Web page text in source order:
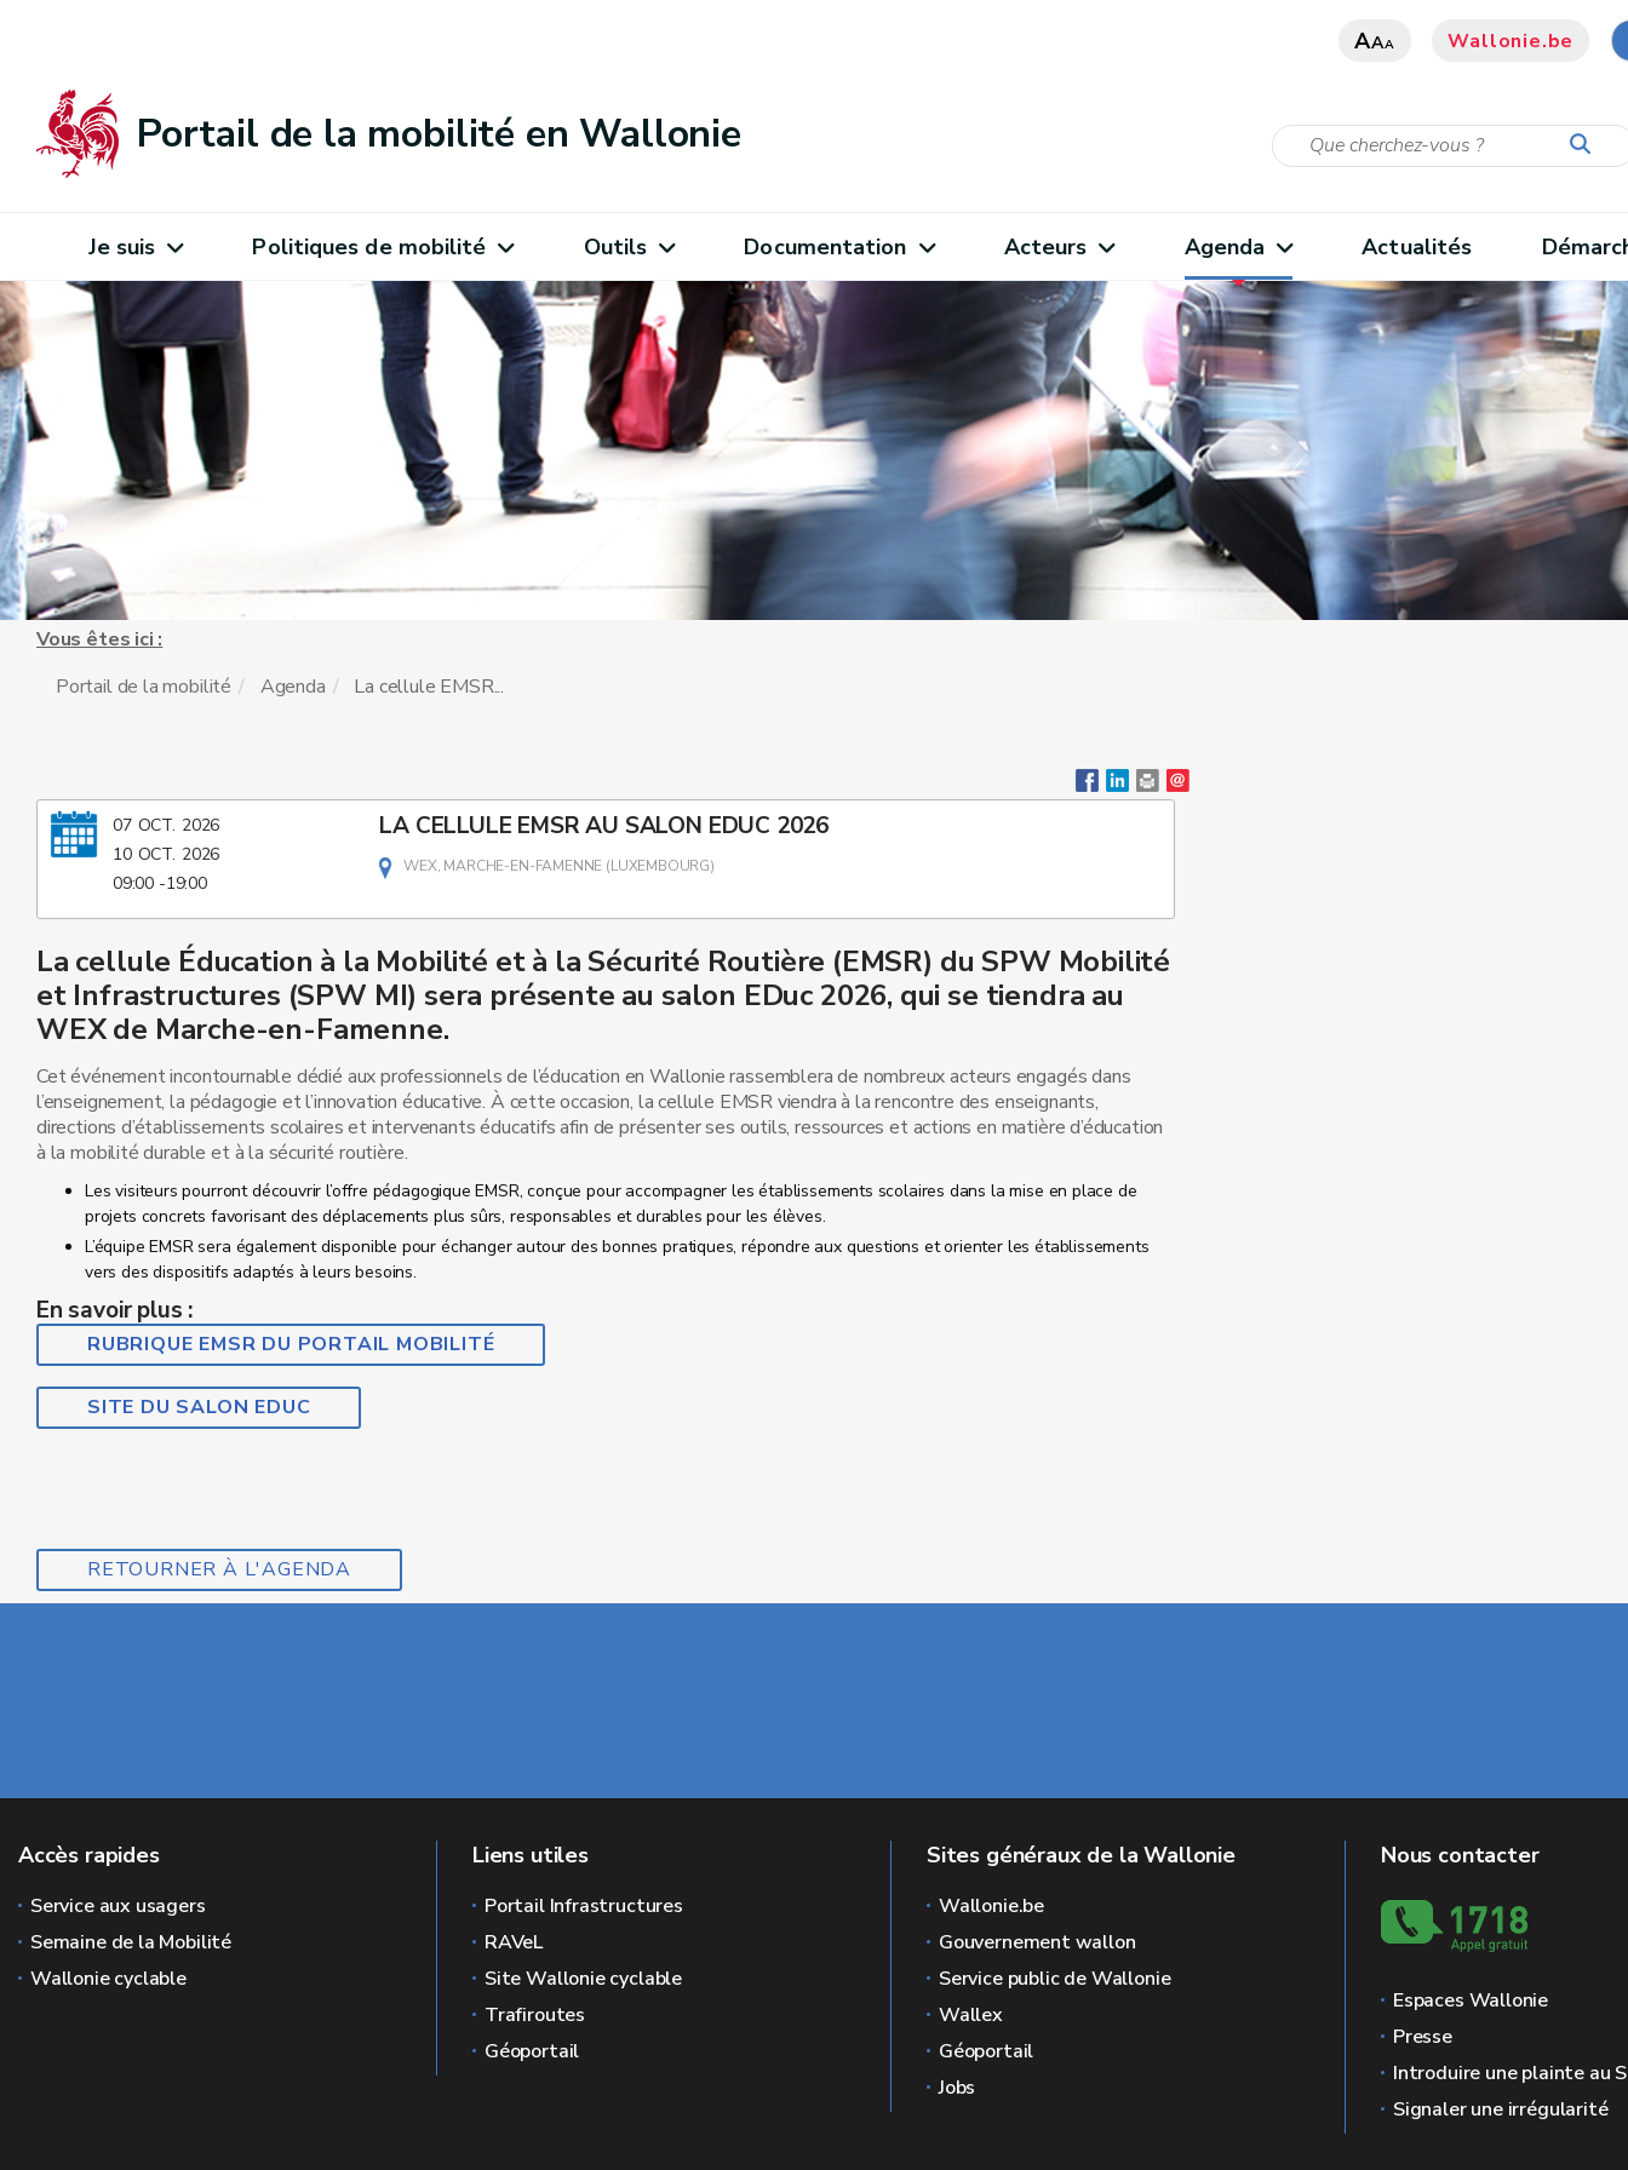
AAA Wallonie.be
Portail de la mobilité en Wallonie
Je suis Politiques de mobilité Outils Documentation Acteurs Agenda Actualités
Vous êtes ici :
Portail de la mobilité
Agenda La cellule EMSR...
07 OCT. 2026
10 OCT. 2026
09:00 -19:00
LA CELLULE EMSR AU SALON EDUC 2026
WEX, MARCHE-EN-FAMENNE (LUXEMBOURG)
La cellule Éducation à la Mobilité et à la Sécurité Routière (EMSR) du SPW Mobilité
et Infrastructures (SPW MI) sera présente au salon EDuc 2026, qui se tiendra au
WEX de Marche-en-Famenne.
Cet événement incontournable dédié aux professionnels de l’éducation en Wallonie rassemblera de nombreux acteurs engagés dans
l’enseignement, la pédagogie et l’innovation éducative. À cette occasion, la cellule EMSR viendra à la rencontre des enseignants,
directions d’établissements scolaires et intervenants éducatifs afin de présenter ses outils, ressources et actions en matière d’éducation
à la mobilité durable et à la sécurité routière.
Les visiteurs pourront découvrir l’offre pédagogique EMSR, conçue pour accompagner les établissements scolaires dans la mise en place de
projets concrets favorisant des déplacements plus sûrs, responsables et durables pour les élèves.
L’équipe EMSR sera également disponible pour échanger autour des bonnes pratiques, répondre aux questions et orienter les établissements
vers des dispositifs adaptés à leurs besoins.
En savoir plus :
RUBRIQUE EMSR DU PORTAIL MOBILITÉ
SITE DU SALON EDUC
RETOURNER À L'AGENDA
Accès rapides
Service aux usagers
Semaine de la Mobilité
Wallonie cyclable
Liens utiles
Portail Infrastructures
RAVeL
Site Wallonie cyclable
Trafiroutes
Géoportail
Sites généraux de la Wallonie
Wallonie.be
Gouvernement wallon
Service public de Wallonie
Wallex
Géoportail
Jobs
Nous contacter
Espaces Wallonie
Presse
Introduire une plainte au
Signaler une irrégularité